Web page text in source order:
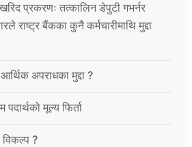
प्रकरणः तत्कालिन डेपुटी गभर्नर
राष्ट्र बैंकका कुनै कर्मचारीमाथि मुद्दा
अपराधका मुद्दा ?
पदार्थको मूल्य फिर्ता
विकल्प ?